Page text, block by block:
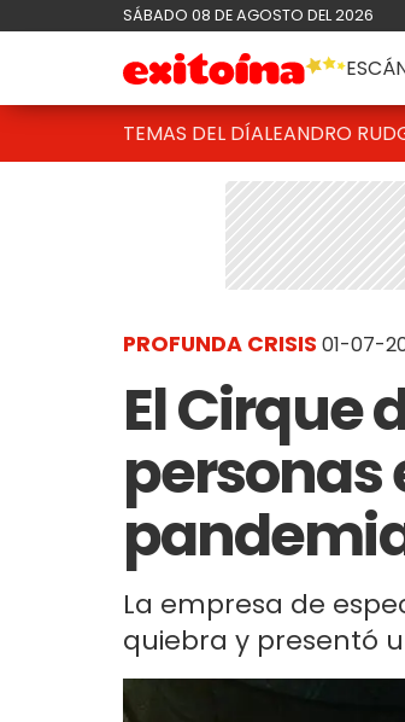
SÁBADO 08 DE AGOSTO DEL 2026
TEMAS DEL DÍALEANDRO RUD
PROFUNDA CRISIS 01-07-
El Cirque
personas
La empresa de
quiebra y presentó